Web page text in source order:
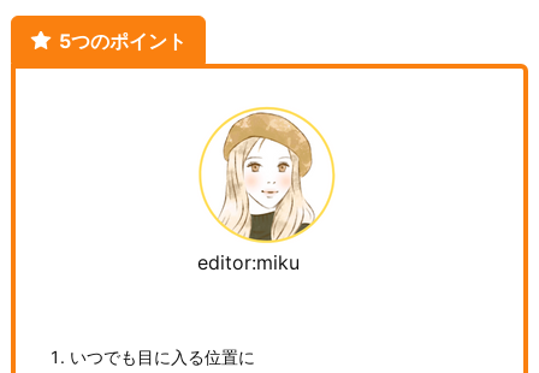
5つのポイント
editor:miku
いつでも目に入る位置に